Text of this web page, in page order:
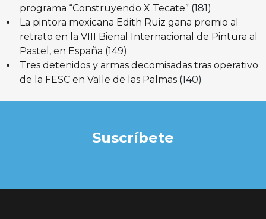
programa “Construyendo X Tecate” (181)
La pintora mexicana Edith Ruiz gana premio al
retrato en la VIII Bienal Internacional de Pintura al
Pastel, en España (149)
Tres detenidos y armas decomisadas tras operativo
de la FESC en Valle de las Palmas (140)
Suscríbete